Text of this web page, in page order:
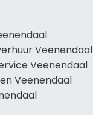
Veenendaal
Veenendaal
Veenendaal